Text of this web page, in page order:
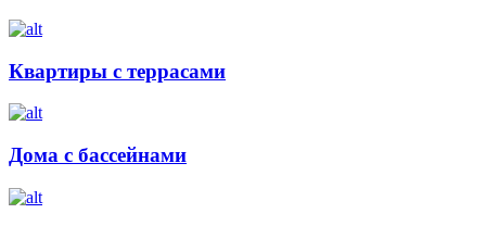
Квартиры с террасами
Дома с бассейнами